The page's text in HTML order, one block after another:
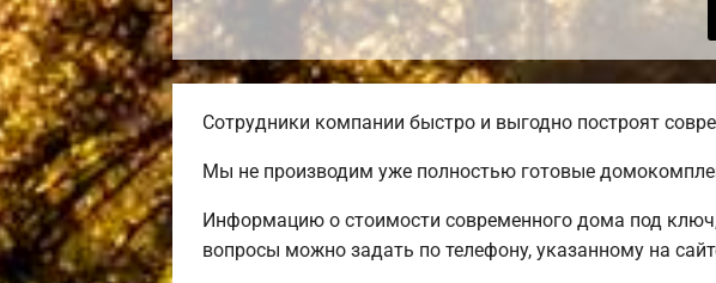
Сотрудники компании быстро и выгодно построят
Мы не производим уже полностью готовые
Информацию о стоимости современного дома под
вопросы можно задать по телефону, указанному на